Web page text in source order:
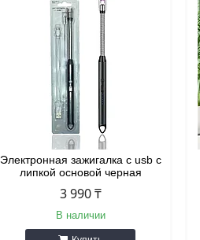
Электронная зажигалка с usb с
липкой основой черная
3 990 ₸
В наличии